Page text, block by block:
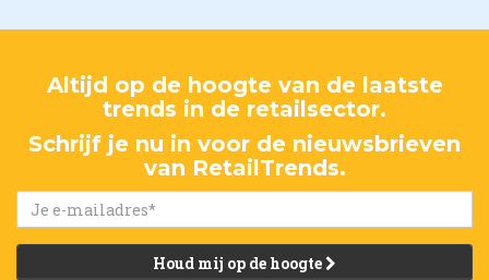
Altijd op de hoogte van de laatste
trends in de retailsector.
Schrijf je nu in voor de nieuwsbrieven
van RetailTrends.
Houd mij op de hoogte